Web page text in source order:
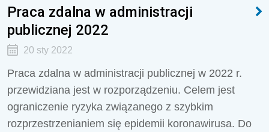
Praca zdalna w administracji
publicznej 2022
20 sty 2022
Praca zdalna w administracji publicznej w 2022 r.
przewidziana jest w rozporządzeniu. Celem jest
ograniczenie ryzyka związanego z szybkim
rozprzestrzenianiem się epidemii koronawirusa. Do